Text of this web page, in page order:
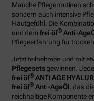
Manche Pflegeroutinen
sondern auch intensive
Hautgefühl. Die
und dem frei öl® Anti-
Pflegeerfahrung für
Jetzt teilnehmen und mit
Pflegesetsgewinnen.
frei öl® ANTI AGE
frei öl® Anti-AgeÖl , das
reichhaltige Komponente